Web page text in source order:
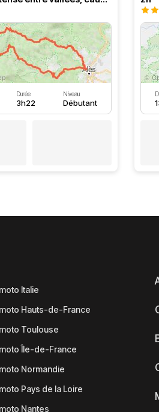
Durée
3h22
Niveau
Débutant
Italie
Hauts-de-France
Toulouse
Île-de-France
Normandie
Pays de la Loire
Nantes